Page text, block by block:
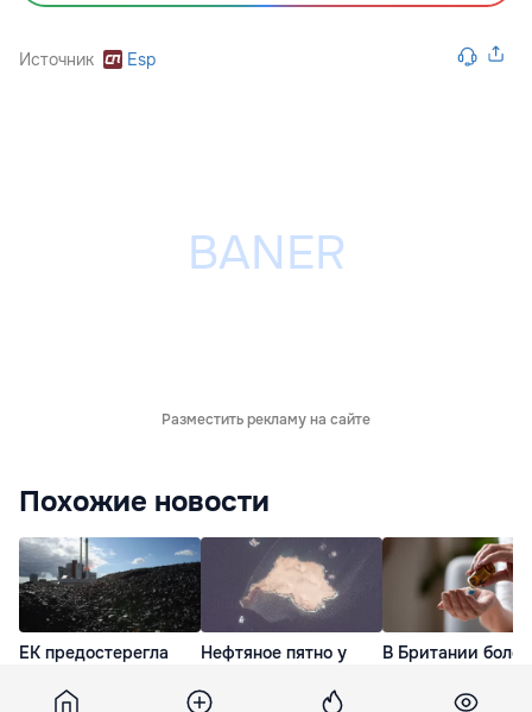
Источник Esp
Разместить рекламу на сайте
Похожие новости
ЕК предостерегла
намерением
Нефтяное пятно у
несколько дней
В Британии
связали с